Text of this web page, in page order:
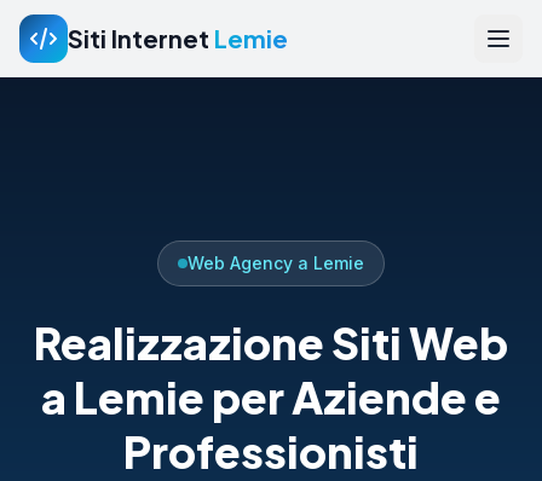
Siti Internet Lemie
Web Agency a Lemie
Realizzazione Siti Web
a Lemie per Aziende e
Professionisti